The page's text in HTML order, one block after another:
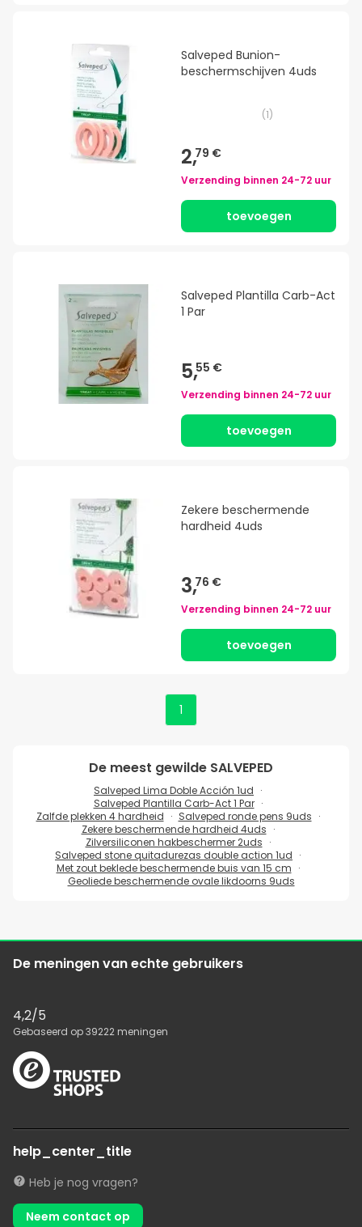
Salveped Bunion-
beschermschijven 4uds
(1)
2,79 €
Verzending binnen 24-72 uur
toevoegen
Salveped Plantilla Carb-Act
1 Par
5,55 €
Verzending binnen 24-72 uur
toevoegen
Zekere beschermende
hardheid 4uds
3,76 €
Verzending binnen 24-72 uur
toevoegen
1
De meest gewilde SALVEPED
Salveped Lima Doble Acción 1ud
Salveped Plantilla Carb-Act 1 Par
Zalfde plekken 4 hardheid
Salveped ronde pens 9uds
Zekere beschermende hardheid 4uds
Zilversiliconen hakbeschermer 2uds
Salveped stone quitadurezas double action 1ud
Met zout beklede beschermende buis van 15 cm
Geoliede beschermende ovale likdoorns 9uds
De meningen van echte gebruikers
4,2/5
Gebaseerd op39222 meningen
help_center_title
Heb je nog vragen?
Neem contact op